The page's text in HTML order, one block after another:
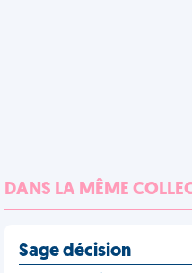
DANS LA MÊME
Sage décision